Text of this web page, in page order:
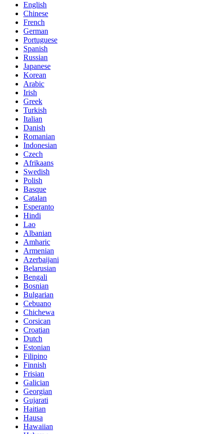
English
Chinese
French
German
Portuguese
Spanish
Russian
Japanese
Korean
Arabic
Irish
Greek
Turkish
Italian
Danish
Romanian
Indonesian
Czech
Afrikaans
Swedish
Polish
Basque
Catalan
Esperanto
Hindi
Lao
Albanian
Amharic
Armenian
Azerbaijani
Belarusian
Bengali
Bosnian
Bulgarian
Cebuano
Chichewa
Corsican
Croatian
Dutch
Estonian
Filipino
Finnish
Frisian
Galician
Georgian
Gujarati
Haitian
Hausa
Hawaiian